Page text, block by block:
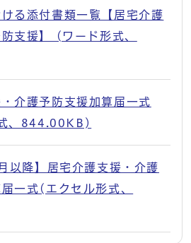
る添付書類一覧【居宅介護
支援】 (ワード形式、
介護予防支援加算届一式
、844.00KB)
以降】居宅介護支援・介護
一式(エクセル形式、